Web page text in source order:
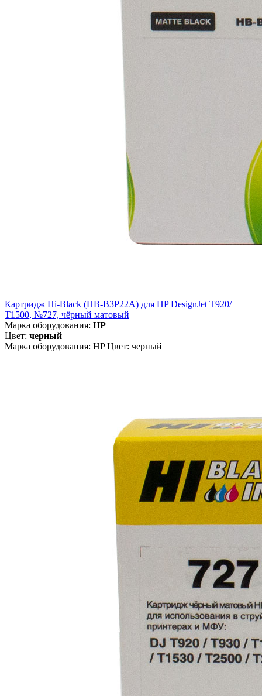
Картридж Hi-Black (HB-B3P22A) для HP DesignJet T920/
T1500, №727, чёрный матовый
Марка оборудования: HP
Цвет: черный
Марка оборудования: HP Цвет: черный